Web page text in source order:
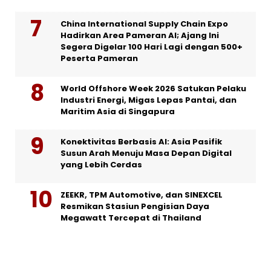
China International Supply Chain Expo
Hadirkan Area Pameran AI; Ajang Ini
Segera Digelar 100 Hari Lagi dengan 500+
Peserta Pameran
World Offshore Week 2026 Satukan Pelaku
Industri Energi, Migas Lepas Pantai, dan
Maritim Asia di Singapura
Konektivitas Berbasis AI: Asia Pasifik
Susun Arah Menuju Masa Depan Digital
yang Lebih Cerdas
ZEEKR, TPM Automotive, dan SINEXCEL
Resmikan Stasiun Pengisian Daya
Megawatt Tercepat di Thailand